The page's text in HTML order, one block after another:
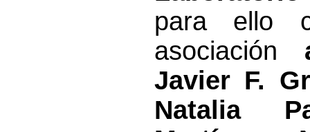
para ello
asociación
Javier F.
Natalia